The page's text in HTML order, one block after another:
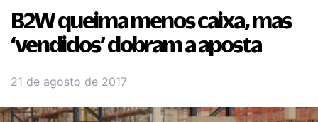
B2W queima menos caixa, mas
‘vendidos’ dobram a aposta
21 de agosto de 2017